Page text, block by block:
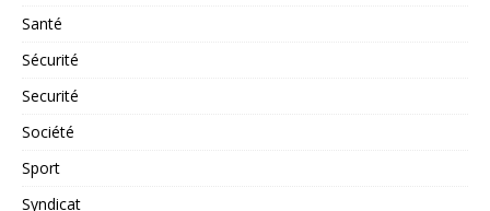
Santé
Sécurité
Securité
Société
Sport
Syndicat